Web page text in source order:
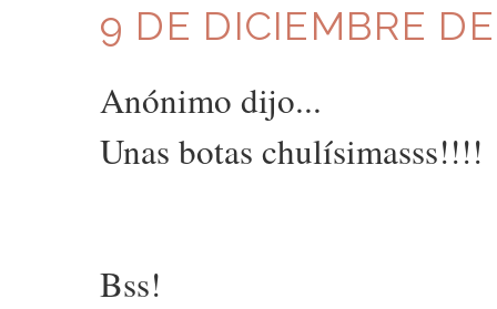
9 DE DICIEMBRE
Anónimo dijo...
Unas botas chulísimasss!!!!
Bss!